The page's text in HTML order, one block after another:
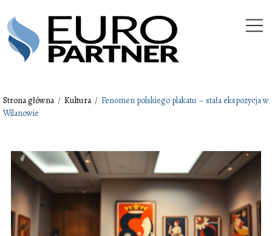
Strona główna / Kultura / Fenomen polskiego plakatu – stała ekspozycja w
Wilanowie